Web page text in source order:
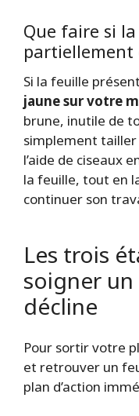
Que faire si
partiellement
Si la feuille
jaune sur votre
brune, inutile de
simplement tailler
l’aide de ciseaux
la feuille, tout en
continuer son
Les trois
soigner
décline
Pour sortir votre
et retrouver un
plan d’action